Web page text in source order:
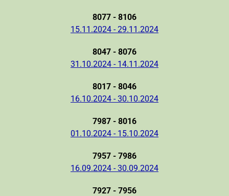
8077 - 8106
15.11.2024 - 29.11.2024
8047 - 8076
31.10.2024 - 14.11.2024
8017 - 8046
16.10.2024 - 30.10.2024
7987 - 8016
01.10.2024 - 15.10.2024
7957 - 7986
16.09.2024 - 30.09.2024
7927 - 7956